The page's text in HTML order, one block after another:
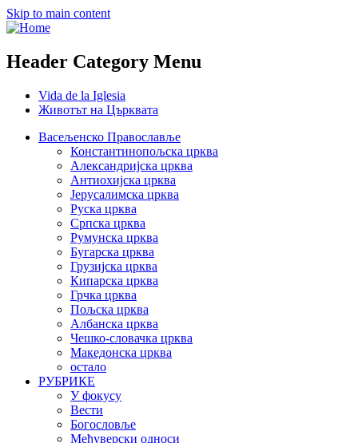
Skip to main content
Header Category Menu
Vida de la Iglesia
Животът на Църквата
Васељенско Православље
Константинопољска црква
Александријска црква
Антиохијска црква
Јерусалимска црква
Руска црква
Српска црква
Румунска црква
Бугарска црква
Грузијска црква
Кипарска црква
Грчка црква
Пољска црква
Албанска црква
Чешко-словачка црква
Македонска црква
остало
РУБРИКЕ
У фокусу
Вести
Богословље
Међуверски односи